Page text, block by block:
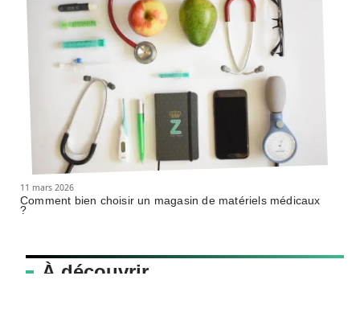
11 mars 2026
Comment bien choisir un magasin de matériels médicaux
?
À découvrir